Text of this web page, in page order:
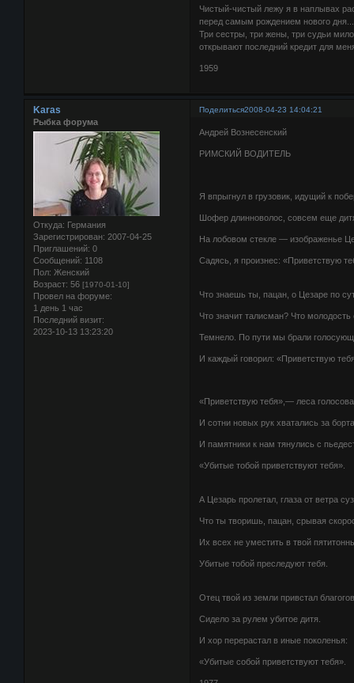
Чистый-чистый лежу я в наплывах
перед самым рождением нового дня...
Три сестры, три жены, три судьи
открывают последний кредит для
1959
Поделиться2008-04-23 14:04:21
Karas
Рыбка форума
Откуда: Германия
Зарегистрирован: 2007-04-25
Приглашений: 0
Сообщений: 1108
Пол: Женский
Возраст: 56 [1970-01-10]
Провел на форуме:
1 день 1 час
Последний визит:
2023-10-13 13:23:20
Андрей Вознесенский
РИМСКИЙ ВОДИТЕЛЬ
Я впрыгнул в грузовик, идущий к
Шофер длинноволос, совсем еще
На лобовом стекле — изображенье
Садясь, я произнес: «Приветствую
Что знаешь ты, пацан, о Цезаре по
Что значит талисман? Что молодость
Темнело. По пути мы брали
И каждый говорил: «Приветствую
«Приветствую тебя»,— леса
И сотни новых рук хватались за
И памятники к нам тянулись с
«Убитые тобой приветствуют тебя».
А Цезарь пролетал, глаза от ветра
Что ты творишь, пацан, срывая
Их всех не уместить в твой
Убитые тобой преследуют тебя.
Отец твой из земли привстал
Сидело за рулем убитое дитя.
И хор перерастал в иные поколенья:
«Убитые собой приветствуют тебя».